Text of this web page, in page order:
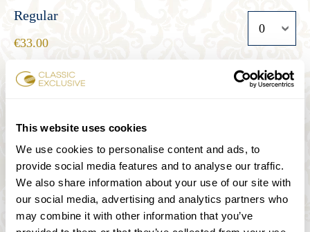
This website uses cookies
We use cookies to personalise content and ads, to
provide social media features and to analyse our traffic.
We also share information about your use of our site with
our social media, advertising and analytics partners who
may combine it with other information that you’ve
Regular
33.00
Senior
27.00